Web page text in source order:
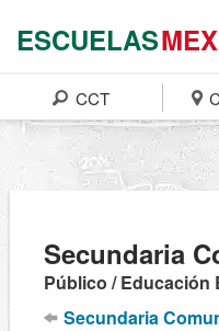
ESCUELASMEX
CCT
Secundaria
Público / Educación
Secundaria